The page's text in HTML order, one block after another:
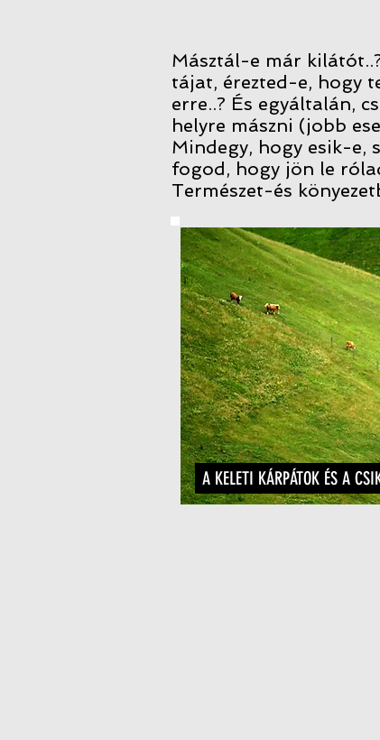
Másztál-e már
tájat, érezted-e, hogy
erre..? És egyáltalán,
helyre mászni (jobb
Mindegy, hogy esik-e,
fogod, hogy jön le
Természet-és
A KELETI KÁRPÁTOK ÉS A